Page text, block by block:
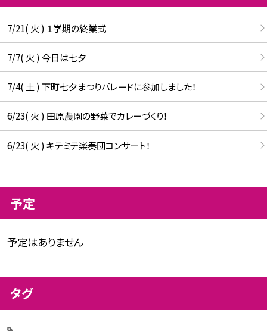
7/21( 火 ) １学期の終業式
7/7( 火 ) 今日は七夕
7/4( 土 ) 下町七夕まつりパレードに参加しました！
6/23( 火 ) 田原農園の野菜でカレーづくり！
6/23( 火 ) キテミテ楽奏団コンサート！
予定
予定はありません
タグ